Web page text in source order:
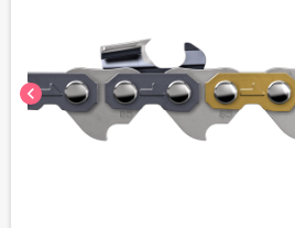
chevron_left